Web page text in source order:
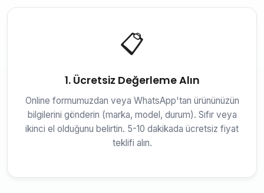
📋
1. Ücretsiz Değerleme Alın
Online formumuzdan veya WhatsApp'tan ürününüzün
bilgilerini gönderin (marka, model, durum). Sıfır veya
ikinci el olduğunu belirtin. 5-10 dakikada ücretsiz fiyat
teklifi alın.